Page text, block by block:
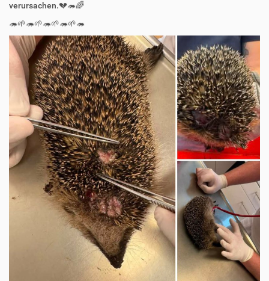
verursachen.💔🦔🌈
🦔🌱🦔🌱🦔🌱🦔🌱🦔